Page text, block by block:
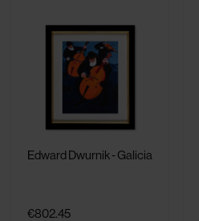
Edward Dwurnik - Galicia
€802.45